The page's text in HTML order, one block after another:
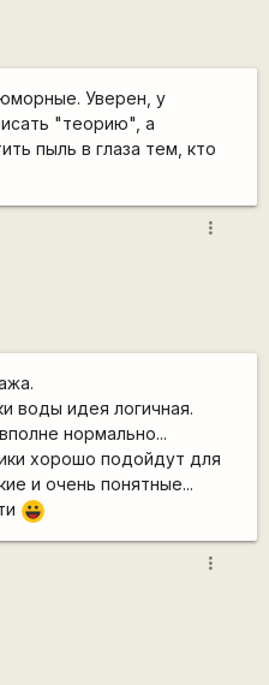
Уверен, у
"теорию", а
пыль в глаза тем, кто
more_vert
воды идея логичная.
нормально...
хорошо подойдут для
и очень понятные...
|-))
more_vert